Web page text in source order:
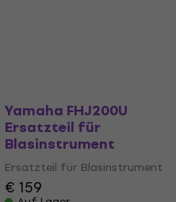
Yamaha FHJ200U
Ersatzteil für
Blasinstrument
Ersatzteil für Blasinstrument
€ 159